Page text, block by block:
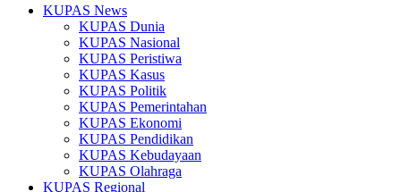
KUPAS News
KUPAS Dunia
KUPAS Nasional
KUPAS Peristiwa
KUPAS Kasus
KUPAS Politik
KUPAS Pemerintahan
KUPAS Ekonomi
KUPAS Pendidikan
KUPAS Kebudayaan
KUPAS Olahraga
KUPAS Regional